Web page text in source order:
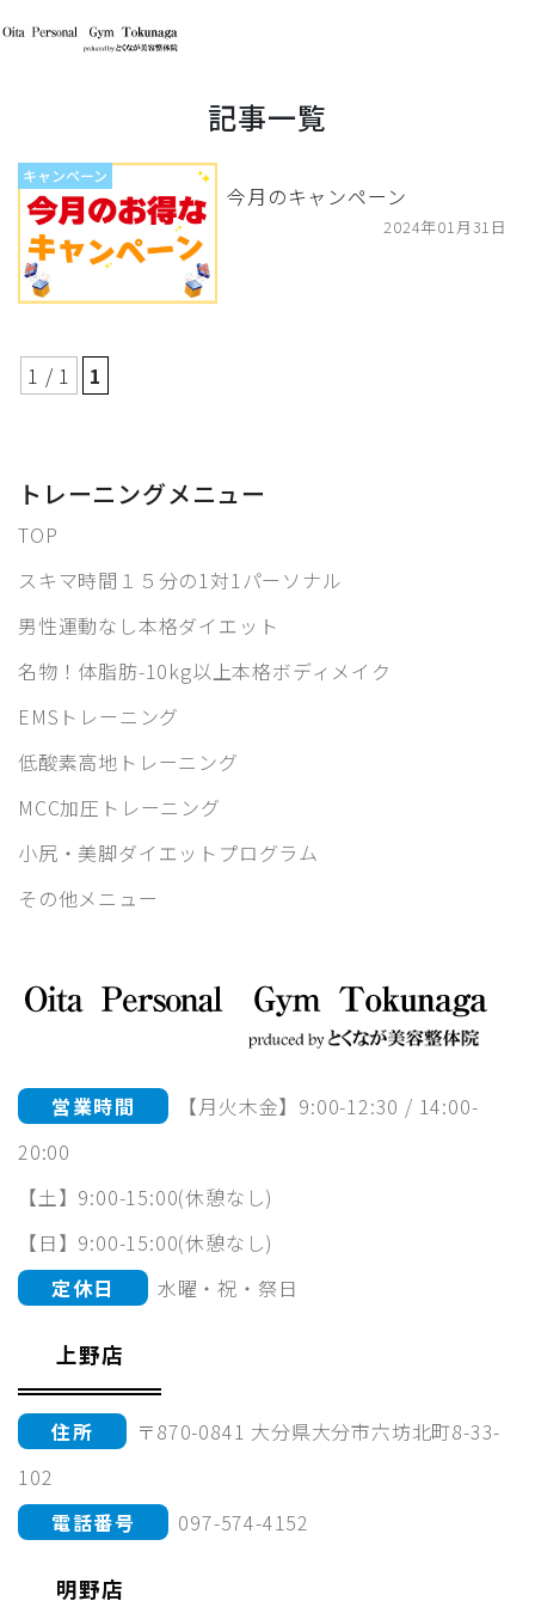
記事一覧
キャンペーン
今月のキャンペーン
2024年01月31日
1 / 1 1
トレーニングメニュー
TOP
スキマ時間１５分の1対1パーソナル
男性運動なし本格ダイエット
名物！体脂肪-10kg以上本格ボディメイク
EMSトレーニング
低酸素高地トレーニング
MCC加圧トレーニング
小尻・美脚ダイエットプログラム
その他メニュー
営業時間
【月火木金】9:00-12:30 / 14:00-
20:00
【土】9:00-15:00(休憩なし)
【日】9:00-15:00(休憩なし)
定休日
水曜・祝・祭日
上野店
住所
〒870-0841 大分県大分市六坊北町8-33-
102
電話番号
097-574-4152
明野店